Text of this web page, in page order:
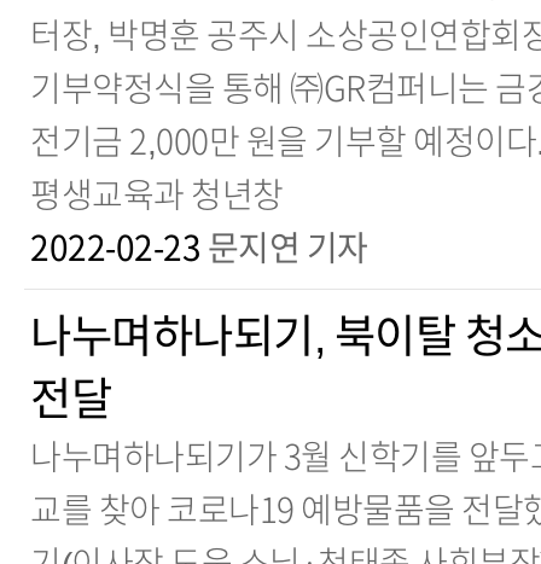
터장, 박명훈 공주시 소상공인연합회
기부약정식을 통해 ㈜GR컴퍼니는 금
전기금 2,000만 원을 기부할 예정이
평생교육과 청년창
2022-02-23 문지연 기자
나누며하나되기, 북이탈 청
전달
나누며하나되기가 3월 신학기를 앞
교를 찾아 코로나19 예방물품을 전달